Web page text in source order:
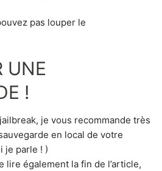
pas louper le
UNE
!
je vous recommande très
en local de votre
je parle ! )
lire également la fin de l’article,